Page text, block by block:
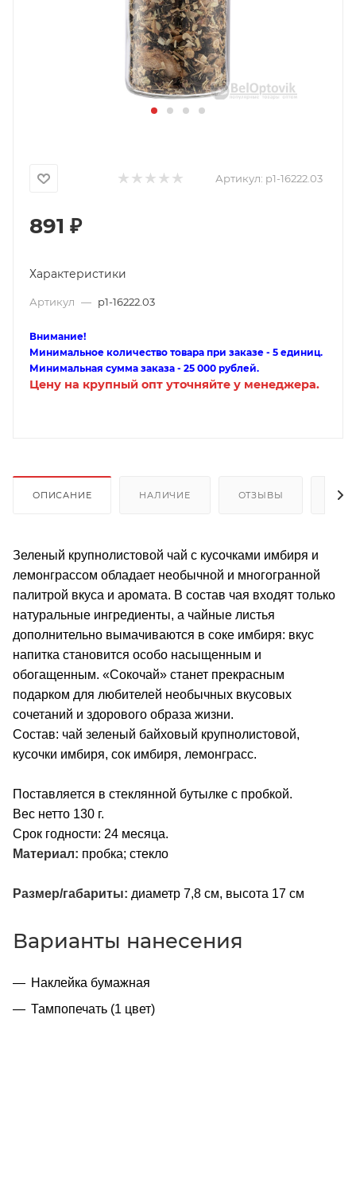
Артикул: p1-16222.03
891 ₽
Характеристики
Артикул — p1-16222.03
Внимание!
Минимальное количество товара при заказе - 5 единиц.
Минимальная сумма заказа - 25 000 рублей.
Цену на крупный опт уточняйте у менеджера.
ОПИСАНИЕ НАЛИЧИЕ ОТЗЫВЫ
Зеленый крупнолистовой чай с кусочками имбиря и
лемонграссом обладает необычной и многогранной
палитрой вкуса и аромата. В состав чая входят только
натуральные ингредиенты, а чайные листья
дополнительно вымачиваются в соке имбиря: вкус
напитка становится особо насыщенным и
обогащенным. «Сокочай» станет прекрасным
подарком для любителей необычных вкусовых
сочетаний и здорового образа жизни.
Состав: чай зеленый байховый крупнолистовой,
кусочки имбиря, сок имбиря, лемонграсс.
Поставляется в стеклянной бутылке с пробкой.
Вес нетто 130 г.
Срок годности: 24 месяца.
Материал: пробка; стекло
Размер/габариты: диаметр 7,8 см, высота 17 см
Варианты нанесения
Наклейка бумажная
Тампопечать (1 цвет)